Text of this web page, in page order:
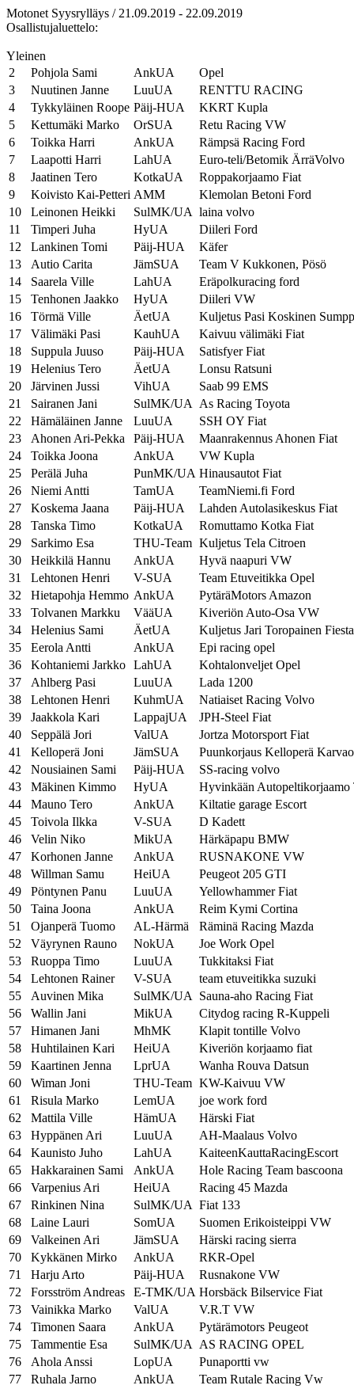
Motonet Syysrylläys / 21.09.2019 - 22.09.2019
Osallistujaluettelo:
Yleinen
2
Pohjola Sami AnkUA
Opel
3
Nuutinen Janne LuuUA
RENTTU RACING
4
Tykkyläinen Roope Päij-HUA
KKRT Kupla
5
Kettumäki Marko OrSUA
Retu Racing VW
6
Toikka Harri AnkUA
Rämpsä Racing Ford
7
Laapotti Harri LahUA
Euro-teli/Betomik ÄrräVolvo
8
Jaatinen Tero KotkaUA
Roppakorjaamo Fiat
9
Koivisto Kai-Petteri AMM
Klemolan Betoni Ford
10
Leinonen Heikki SulMK/UA laina volvo
11
Timperi Juha HyUA
Diileri Ford
12
Lankinen Tomi Päij-HUA
Käfer
13
Autio Carita JämSUA
Team V Kukkonen, Pösö
14
Saarela Ville LahUA
Eräpolkuracing ford
15
Tenhonen Jaakko HyUA
Diileri VW
16
Törmä Ville ÄetUA
Kuljetus Pasi Koskinen
17
Välimäki Pasi KauhUA
Kaivuu välimäki Fiat
18
Suppula Juuso Päij-HUA
Satisfyer Fiat
19
Helenius Tero ÄetUA
Lonsu Ratsuni
20
Järvinen Jussi VihUA
Saab 99 EMS
21
Sairanen Jani SulMK/UA
As Racing Toyota
22
Hämäläinen Janne LuuUA
SSH OY Fiat
23
Ahonen Ari-Pekka Päij-HUA
Maanrakennus Ahonen Fiat
24
Toikka Joona AnkUA
VW Kupla
25
Perälä Juha PunMK/UA Hinausautot Fiat
26
Niemi Antti TamUA
TeamNiemi.fi Ford
27
Koskema Jaana Päij-HUA
Lahden Autolasikeskus Fiat
28
Tanska Timo KotkaUA
Romuttamo Kotka Fiat
29
Sarkimo Esa THU-Team Kuljetus Tela Citroen
30
Heikkilä Hannu AnkUA
Hyvä naapuri VW
31
Lehtonen Henri V-SUA
Team Etuveitikka Opel
32
Hietapohja Hemmo AnkUA
PytäräMotors Amazon
33
Tolvanen Markku VääUA
Kiveriön Auto-Osa VW
34
Helenius Sami ÄetUA
Kuljetus Jari Toropainen Fiesta
35
Eerola Antti AnkUA
Epi racing opel
36
Kohtaniemi Jarkko LahUA
Kohtalonveljet Opel
37
Ahlberg Pasi LuuUA
Lada 1200
38
Lehtonen Henri KuhmUA
Natiaiset Racing Volvo
39
Jaakkola Kari LappajUA
JPH-Steel Fiat
40
Seppälä Jori ValUA
Jortza Motorsport Fiat
41
Kelloperä Joni JämSUA
Puunkorjaus Kelloperä
42
Nousiainen Sami Päij-HUA
SS-racing volvo
43
Mäkinen Kimmo HyUA
Hyvinkään Autopeltikorjaamo
44
Mauno Tero AnkUA
Kiltatie garage Escort
45
Toivola Ilkka V-SUA
D Kadett
46
Velin Niko MikUA
Härkäpapu BMW
47
Korhonen Janne AnkUA
RUSNAKONE VW
48
Willman Samu HeiUA
Peugeot 205 GTI
49
Pöntynen Panu LuuUA
Yellowhammer Fiat
50
Taina Joona AnkUA
Reim Kymi Cortina
51
Ojanperä Tuomo AL-Härmä
Räminä Racing Mazda
52
Väyrynen Rauno NokUA
Joe Work Opel
53
Ruoppa Timo LuuUA
Tukkitaksi Fiat
54
Lehtonen Rainer V-SUA
team etuveitikka suzuki
55
Auvinen Mika SulMK/UA
Sauna-aho Racing Fiat
56
Wallin Jani MikUA
Citydog racing R-Kuppeli
57
Himanen Jani MhMK
Klapit tontille Volvo
58
Huhtilainen Kari HeiUA
Kiveriön korjaamo fiat
59
Kaartinen Jenna LprUA
Wanha Rouva Datsun
60
Wiman Joni THU-Team KW-Kaivuu VW
61
Risula Marko LemUA
joe work ford
62
Mattila Ville HämUA
Härski Fiat
63
Hyppänen Ari LuuUA
AH-Maalaus Volvo
64
Kaunisto Juho LahUA
KaiteenKauttaRacingEscort
65
Hakkarainen Sami AnkUA
Hole Racing Team bascoona
66
Varpenius Ari HeiUA
Racing 45 Mazda
67
Rinkinen Nina SulMK/UA Fiat 133
68
Laine Lauri SomUA
Suomen Erikoisteippi VW
69
Valkeinen Ari JämSUA
Härski racing sierra
70
Kykkänen Mirko AnkUA
RKR-Opel
71
Harju Arto Päij-HUA
Rusnakone VW
72
Forsström Andreas E-TMK/UA Horsbäck Bilservice Fiat
73
Vainikka Marko ValUA
V.R.T VW
74
Timonen Saara AnkUA
Pytärämotors Peugeot
75
Tammentie Esa SulMK/UA
AS RACING OPEL
76
Ahola Anssi LopUA
Punaportti vw
77
Ruhala Jarno AnkUA
Team Rutale Racing Vw